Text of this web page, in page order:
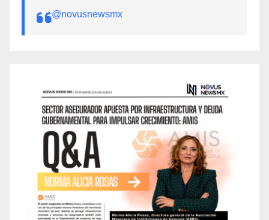
@novusnewsmx